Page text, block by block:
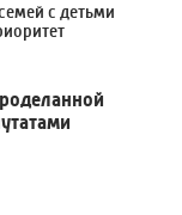
с детьми